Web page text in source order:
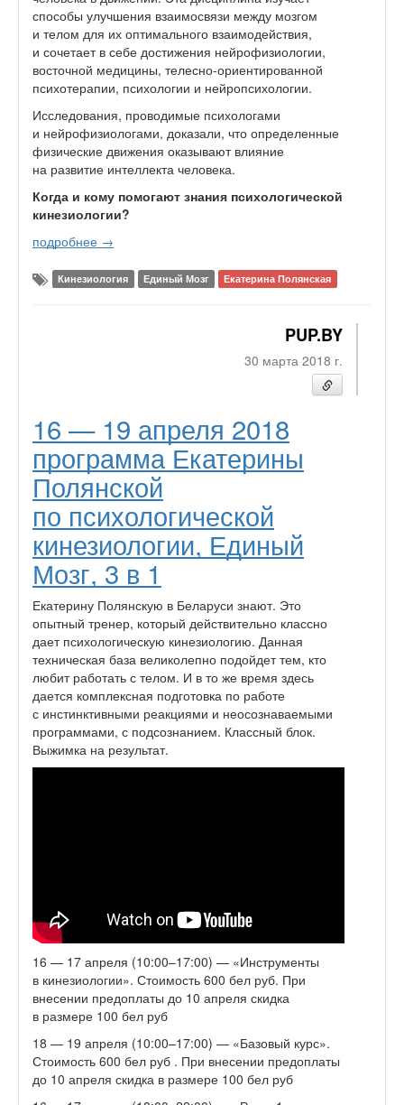
способы улучшения взаимосвязи между мозгом
и телом для их оптимального взаимодействия,
и сочетает в себе достижения нейрофизиологии,
восточной медицины, телесно-ориентированной
психотерапии, психологии и нейропсихологии.
Исследования, проводимые психологами
и нейрофизиологами, доказали, что определенные
физические движения оказывают влияние
на развитие интеллекта человека.
Когда и кому помогают знания психологической
кинезиологии?
подробнее →
Кинезиология Единый Мозг Екатерина Полянская
PUP.BY
30 марта 2018 г.
16 — 19 апреля 2018
программа Екатерины
Полянской
по психологической
кинезиологии, Единый
Мозг, 3 в 1
Екатерину Полянскую в Беларуси знают. Это
опытный тренер, который действительно классно
дает психологическую кинезиологию. Данная
техническая база великолепно подойдет тем, кто
любит работать с телом. И в то же время здесь
дается комплексная подготовка по работе
с инстинктивными реакциями и неосознаваемыми
программами, с подсознанием. Классный блок.
Выжимка на результат.
16 — 17 апреля (10:00–17:00) — «Инструменты
в кинезиологии». Стоимость 600 бел руб. При
внесении предоплаты до 10 апреля скидка
в размере 100 бел руб
18 — 19 апреля (10:00–17:00) — «Базовый курс».
Стоимость 600 бел руб . При внесении предоплаты
до 10 апреля скидка в размере 100 бел руб